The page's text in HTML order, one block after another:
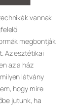
vannak
megbontják
Az esztétikai
az a ház
látvány
hogy mire
jutunk, ha